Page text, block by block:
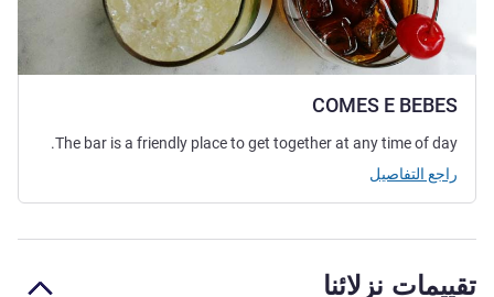
COMES E BEBES
The bar is a friendly place to get together at any time of day.
راجع التفاصيل
تقييمات نزلائنا